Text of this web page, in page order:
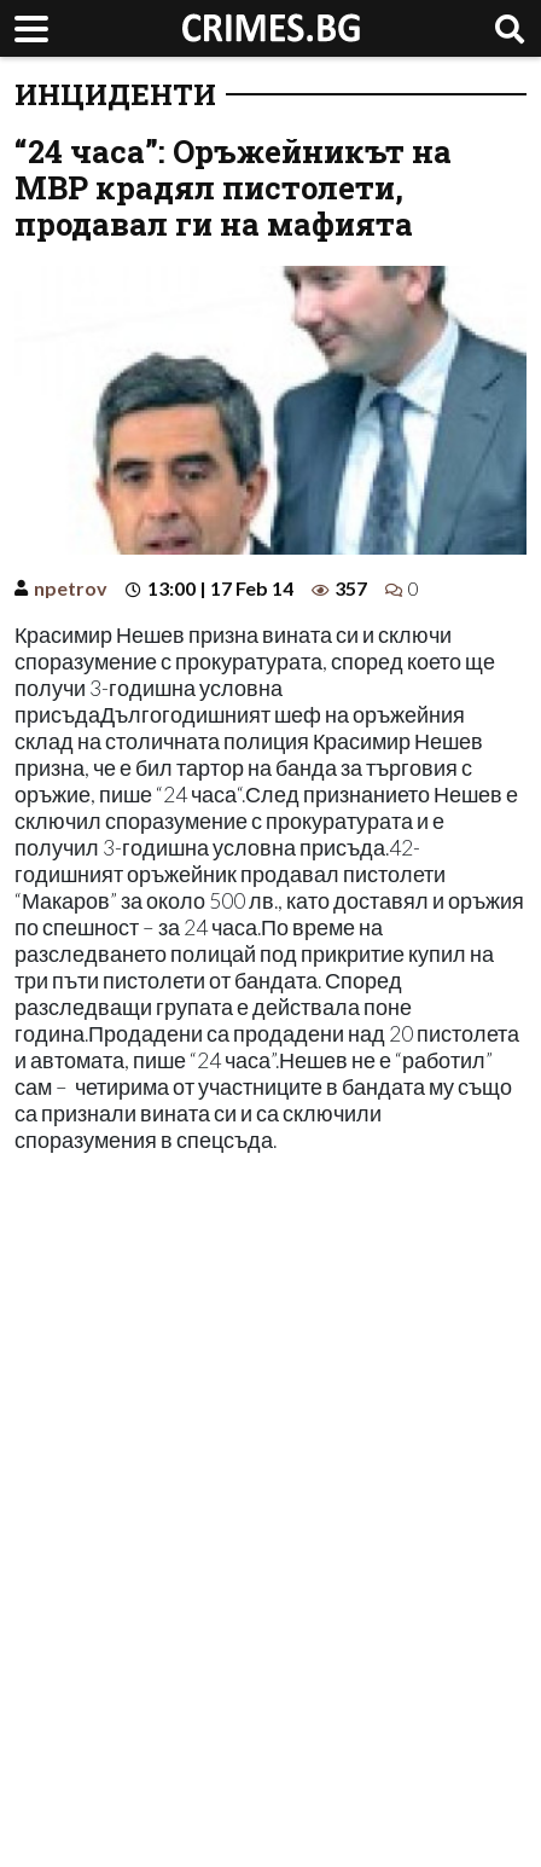
ИНЦИДЕНТИ
“24 часа”: Оръжейникът на
МВР крадял пистолети,
продавал ги на мафията
npetrov 13:00 | 17 Feb 14 357 0
Красимир Нешев призна вината си и сключи
споразумение с прокуратурата, според което ще
получи 3-годишна условна
присъдаДългогодишният шеф на оръжейния
склад на столичната полиция Красимир Нешев
призна, че е бил тартор на банда за търговия с
оръжие, пише “24 часа“.След признанието Нешев е
сключил споразумение с прокуратурата и е
получил 3-годишна условна присъда.42-
годишният оръжейник продавал пистолети
“Макаров” за около 500 лв., като доставял и оръжия
по спешност – за 24 часа.По време на
разследването полицай под прикритие купил на
три пъти пистолети от бандата. Според
разследващи групата е действала поне
година.Продадени са продадени над 20 пистолета
и автомата, пише “24 часа”.Нешев не е “работил”
сам – четирима от участниците в бандата му също
са признали вината си и са сключили
споразумения в спецсъда.